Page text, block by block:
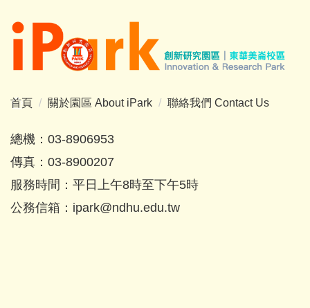
到
區
首頁 關於園區 About iPark 聯絡我們 Contact Us
總機：03-8906953
傳真：03-8900207
服務時間：平日上午8時至下午5時
公務信箱： ipark@ndhu.edu.tw